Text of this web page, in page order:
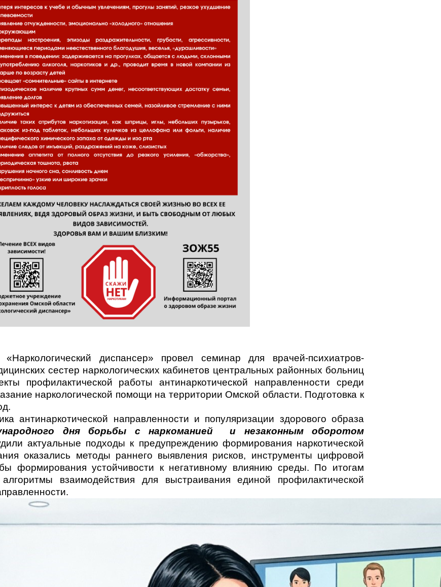
диспансер» провел семинар для врачей-психиатров-
сестер наркологических кабинетов центральных районных больниц
профилактической работы антинаркотической направленности среди
наркологической помощи на территории Омской области. Подготовка к
антинаркотической направленности и популяризации здорового образа
дня борьбы с наркоманией и незаконным оборотом
актуальные подходы к предупреждению формирования наркотической
оказались методы раннего выявления рисков, инструменты цифровой
формирования устойчивости к негативному влиянию среды. По итогам
взаимодействия для выстраивания единой профилактической